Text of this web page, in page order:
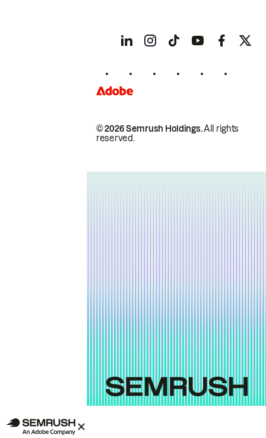
© 2026 Semrush Holdings.All rights
reserved.